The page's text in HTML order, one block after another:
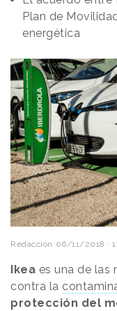
Plan de
energética
Redacción 06/11/2018 ·
Ikea es una de las
contra la
protección del